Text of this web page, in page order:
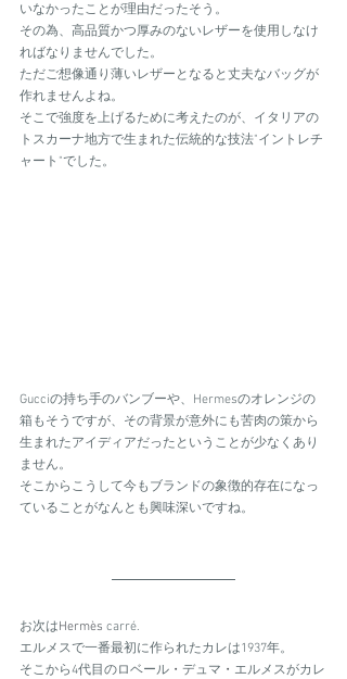
いなかったことが理由だったそう。
その為、高品質かつ厚みのないレザーを使用しなけ
ればなりませんでした。
ただご想像通り薄いレザーとなると丈夫なバッグが
作れませんよね。
そこで強度を上げるために考えたのが、イタリアの
トスカーナ地方で生まれた伝統的な技法"イントレチ
ャート"でした。
Gucciの持ち手のバンブーや、Hermesのオレンジの
箱もそうですが、その背景が意外にも苦肉の策から
生まれたアイディアだったということが少なくあり
ません。
そこからこうして今もブランドの象徴的存在になっ
ていることがなんとも興味深いですね。
お次はHermès carré.
エルメスで一番最初に作られたカレは1937年。
そこから4代目のロベール ・ デュマ ・ エルメスがカレ